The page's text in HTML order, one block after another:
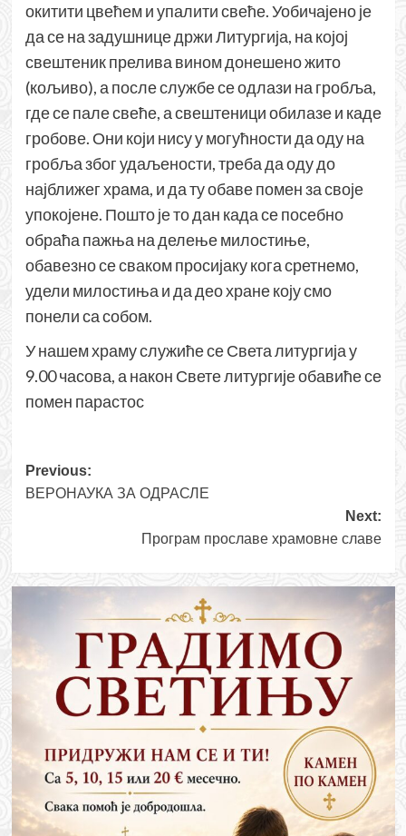
окитити цвећем и упалити свеће. Уобичајено је
да се на задушнице држи Литургија, на којој
свештеник прелива вином донешено жито
(кољиво), а после службе се одлази на гробља,
где се пале свеће, а свештеници обилазе и каде
гробове. Они који нису у могућности да оду на
гробља због удаљености, треба да оду до
најближег храма, и да ту обаве помен за своје
упокојене. Пошто је то дан када се посебно
обраћа пажња на делење милостиње,
обавезно се сваком просијаку кога сретнемо,
удели милостиња и да део хране коју смо
понели са собом.
У нашем храму служиће се Света литургија у
9.00 часова, а након Свете литургије обавиће се
помен парастос
Post
navigation
Previous:
ВЕРОНАУКА ЗА ОДРАСЛЕ
Next:
Програм прославе храмовне славе